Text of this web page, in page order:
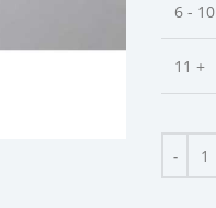
6 - 10
11 +